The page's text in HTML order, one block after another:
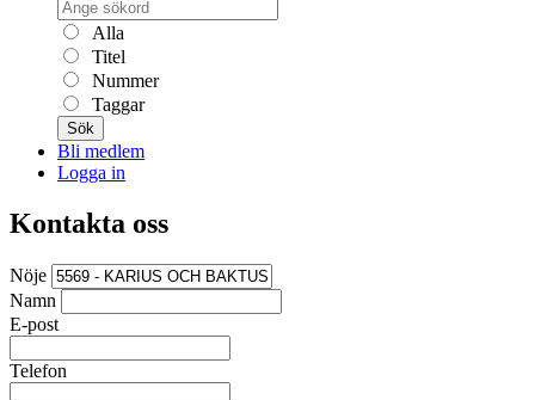
Alla
Titel
Nummer
Taggar
Sök
Bli medlem
Logga in
Kontakta oss
Nöje
Namn
E-post
Telefon